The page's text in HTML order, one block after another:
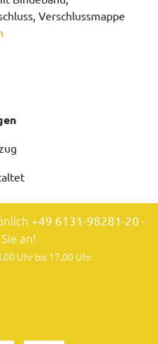
Verschlussmappe
+49 6131-98281-20 -
an!
Uhr bis 17.00 Uhr